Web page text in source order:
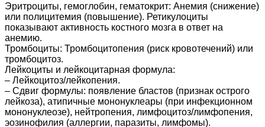
Эритроциты, гемоглобин, гематокрит: Анемия (снижение)
или полицитемия (повышение). Ретикулоциты
показывают активность костного мозга в ответ на
анемию.
Тромбоциты: Тромбоцитопения (риск кровотечений) или
тромбоцитоз.
Лейкоциты и лейкоцитарная формула:
– Лейкоцитоз/лейкопения.
– Сдвиг формулы: появление бластов (признак острого
лейкоза), атипичные мононуклеары (при инфекционном
мононуклеозе), нейтропения, лимфоцитоз/лимфопения,
эозинофилия (аллергии, паразиты, лимфомы).